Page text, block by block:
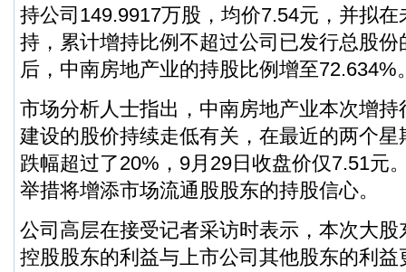
持公司149.9917万股，均价7.54元，并拟
持，累计增持比例不超过公司已发行总股
后，中南房地产业的持股比例增至72.634%
市场分析人士指出，中南房地产业本次增
建设的股价持续走低有关，在最近的两个
跌幅超过了20%，9月29日收盘价仅7.51元
举措将增添市场流通股股东的持股信心。
公司高层在接受记者采访时表示，本次大
控股股东的利益与上市公司其他股东的利